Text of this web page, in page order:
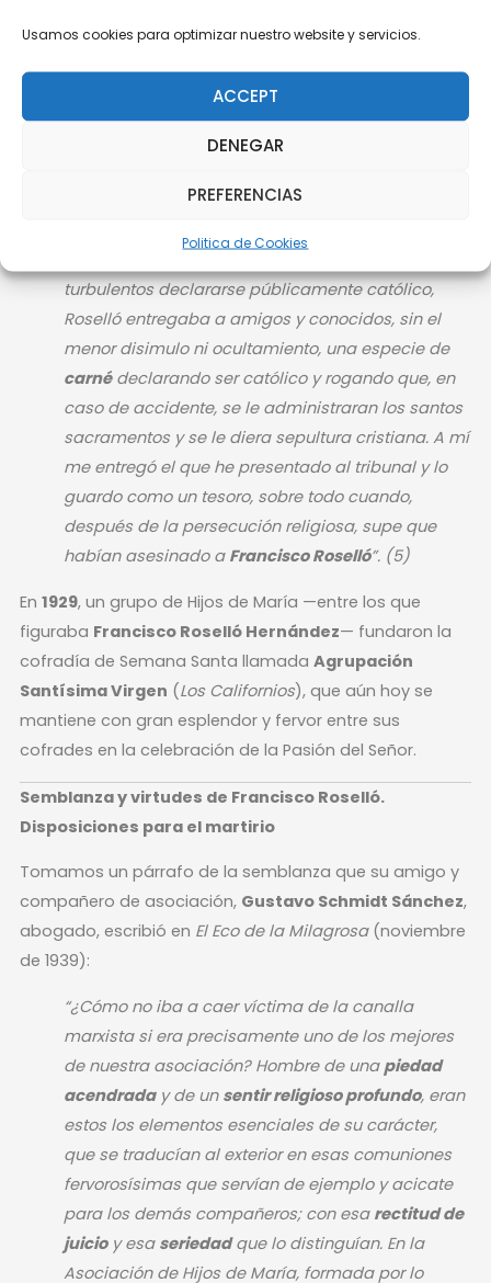
Usamos cookies para optimizar nuestro website y servicios.
ACCEPT
DENEGAR
PREFERENCIAS
Politica de Cookies
religiosas, pues yo le había dicho que pertenecía
alApostolado de la Oración en segundo grado,
con el compromiso de rezar diariamente el
ofrecimiento, un padrenuestro y diez avemarías.
ver las funciones teatrales que se representaban
turbulentos declararse públicamente católico,
Roselló entregaba a amigos y conocidos, sin el
menor disimulo ni ocultamiento, una especie de
carnédeclarando ser católico y rogando que, en
caso de accidente, se le administraran los santos
sacramentos y se le diera sepultura cristiana. A mí
me entregó el que he presentado al tribunal y lo
guardo como un tesoro, sobre todo cuando,
después de la persecución religiosa, supe que
habían asesinado a Francisco Roselló”. (5)
En 1929, un grupo de Hijos de María —entre los que
figuraba Francisco Roselló Hernández— fundaron la
cofradía de Semana Santa llamada Agrupación
Santísima Virgen (Los Californios), que aún hoy se
mantiene con gran esplendor y fervor entre sus
cofrades en la celebración de la Pasión del Señor.
Semblanza y virtudes de Francisco Roselló.
Disposiciones para el martirio
Tomamos un párrafo de la semblanza que su amigo y
compañero de asociación, Gustavo Schmidt Sánchez,
abogado, escribió en El Eco de la Milagrosa(noviembre
de 1939):
“¿Cómo no iba a caer víctima de la canalla
marxista si era precisamente uno de los mejores
de nuestra asociación? Hombre de una piedad
acendraday de un sentir religioso profundo, eran
estos los elementos esenciales de su carácter,
que se traducían al exterior en esas comuniones
fervorosísimas que servían de ejemplo y acicate
para los demás compañeros; con esa rectitud de
juicioy esa seriedadque lo distinguían. En la
Asociación de Hijos de María, formada por lo